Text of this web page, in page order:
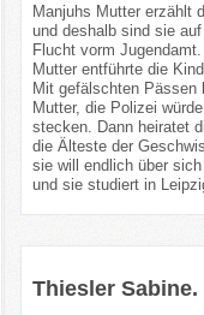
Manjuhs Mutter erzählt
und deshalb sind sie
Flucht vorm
Mutter entführte die
Mit gefälschten Pässen
Mutter, die Polizei
stecken. Dann heiratet
die Älteste der
sie will endlich über
und sie studiert in
Thiesler Sabine.